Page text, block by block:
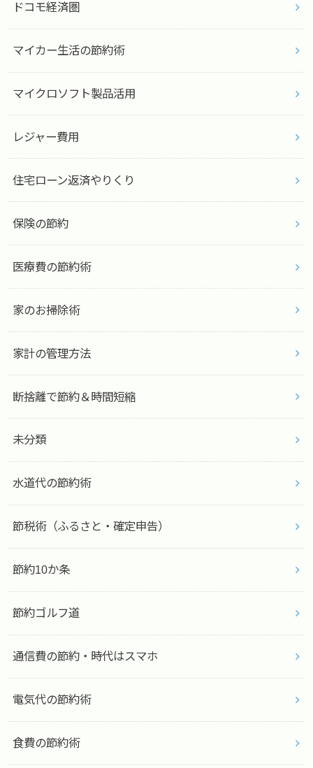
ドコモ経済圏
マイカー生活の節約術
マイクロソフト製品活用
レジャー費用
住宅ローン返済やりくり
保険の節約
医療費の節約術
家のお掃除術
家計の管理方法
断捨離で節約＆時間短縮
未分類
水道代の節約術
節税術（ふるさと・確定申告）
節約10か条
節約ゴルフ道
通信費の節約・時代はスマホ
電気代の節約術
食費の節約術